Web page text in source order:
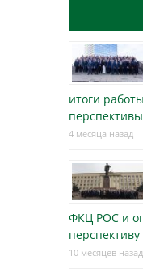
итоги
4 месяца назад
ФКЦ РОС и
перспективу
10 месяцев назад